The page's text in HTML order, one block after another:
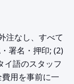
注なし、すべて
署名・押印; (2)
語のスタッフ
用を事前に一